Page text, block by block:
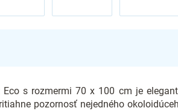
Eco s rozmermi 70 x 100 cm je
pozornosť nejedného